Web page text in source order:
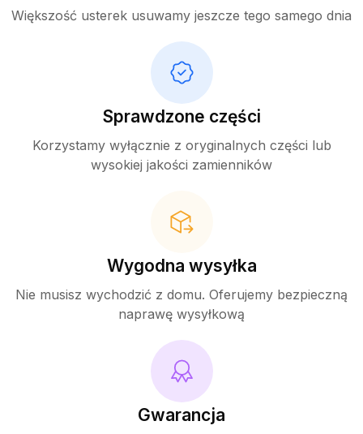
Większość usterek usuwamy jeszcze tego samego dnia
Sprawdzone części
Korzystamy wyłącznie z oryginalnych części lub
wysokiej jakości zamienników
Wygodna wysyłka
Nie musisz wychodzić z domu. Oferujemy bezpieczną
naprawę wysyłkową
Gwarancja